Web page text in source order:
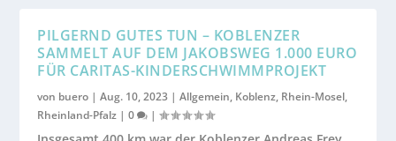
PILGERND GUTES TUN – KOBLENZER
SAMMELT AUF DEM JAKOBSWEG 1.000 EURO
FÜR CARITAS-KINDERSCHWIMMPROJEKT
von buero |Aug. 10, 2023 |Allgemein, Koblenz, Rhein-Mosel,
Rheinland-Pfalz |0 |